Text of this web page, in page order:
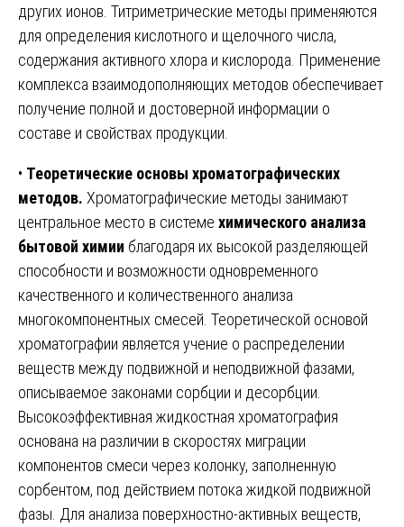
других ионов. Титриметрические методы применяются
для определения кислотного и щелочного числа,
содержания активного хлора и кислорода. Применение
комплекса взаимодополняющих методов обеспечивает
получение полной и достоверной информации о
составе и свойствах продукции.
• Теоретические основы хроматографических
методов. Хроматографические методы занимают
центральное место в системе химического анализа
бытовой химии благодаря их высокой разделяющей
способности и возможности одновременного
качественного и количественного анализа
многокомпонентных смесей. Теоретической основой
хроматографии является учение о распределении
веществ между подвижной и неподвижной фазами,
описываемое законами сорбции и десорбции.
Высокоэффективная жидкостная хроматография
основана на различии в скоростях миграции
компонентов смеси через колонку, заполненную
сорбентом, под действием потока жидкой подвижной
фазы. Для анализа поверхностно-активных веществ,